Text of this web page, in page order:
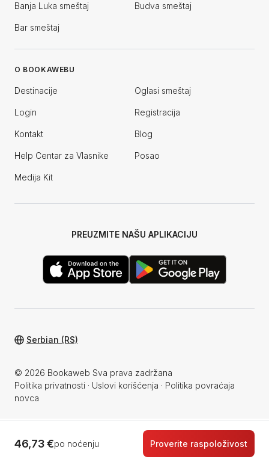
46,73 €po noćenju Proverite raspoloživost
Banja Luka smeštaj Budva smeštaj
Bar smeštaj
O BOOKAWEBU
Destinacije Oglasi smeštaj
Login Registracija
Kontakt Blog
Help Centar za Vlasnike Posao
Medija Kit
PREUZMITE NAŠU APLIKACIJU
© 2026 Bookaweb Sva prava zadržana
Politika privatnosti · Uslovi korišćenja · Politika povraćaja
novca
Serbian (RS)